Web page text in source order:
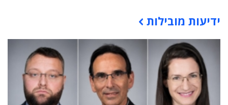
תוכן פרסומי
ידיעות מובילות